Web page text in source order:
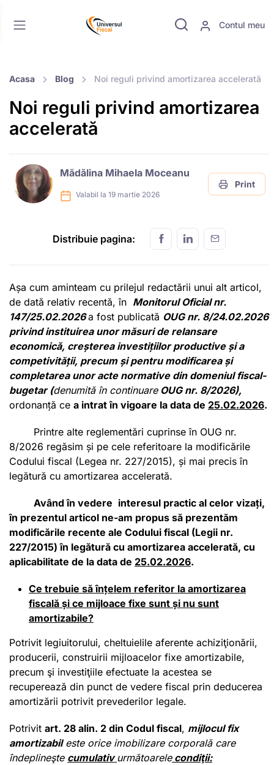
Contul meu
Acasa Blog Noi reguli privind amortizarea accelerată
Noi reguli privind amortizarea
accelerată
Mădălina Mihaela Moceanu
Valabil la 19 martie 2026
Print
Distribuie pagina:
Așa cum aminteam cu prilejul redactării unui alt articol,
de dată relativ recentă, în Monitorul Oficial nr.
147/25.02.2026a fost publicată OUG nr. 8/24.02.2026
privind instituirea unor măsuri de relansare
economică, creșterea investițiilor productive și a
competivității, precum și pentru modificarea și
completarea unor acte normative din domeniul fiscal-
bugetar (denumită în continuareOUG nr. 8/2026),
ordonanță ce a intrat în vigoare la data de 25.02.2026.
Printre alte reglementări cuprinse în OUG nr.
8/2026 regăsim și pe cele referitoare la modificările
Codului fiscal (Legea nr. 227/2015), și mai precis în
legătură cu amortizarea accelerată.
Având în vedere interesul practic al celor vizați,
în prezentul articol ne-am propus să prezentăm
modificările recente ale Codului fiscal (Legii nr.
227/2015) în legătură cu amortizarea accelerată, cu
aplicabilitate de la data de 25.02.2026.
Ce trebuie să înțelem referitor la amortizarea
fiscală și ce mijloace fixe sunt și nu sunt
amortizabile?
Potrivit legiuitorului, cheltuielile aferente achiziţionării,
producerii, construirii mijloacelor fixe amortizabile,
precum şi investiţiile efectuate la acestea se
recuperează din punct de vedere fiscal prin deducerea
amortizării potrivit prevederilor legale.
Potrivit art. 28 alin. 2 din Codul fiscal, mijlocul fix
amortizabil este orice imobilizare corporală care
îndeplineşte cumulativ următoarelecondiţii: